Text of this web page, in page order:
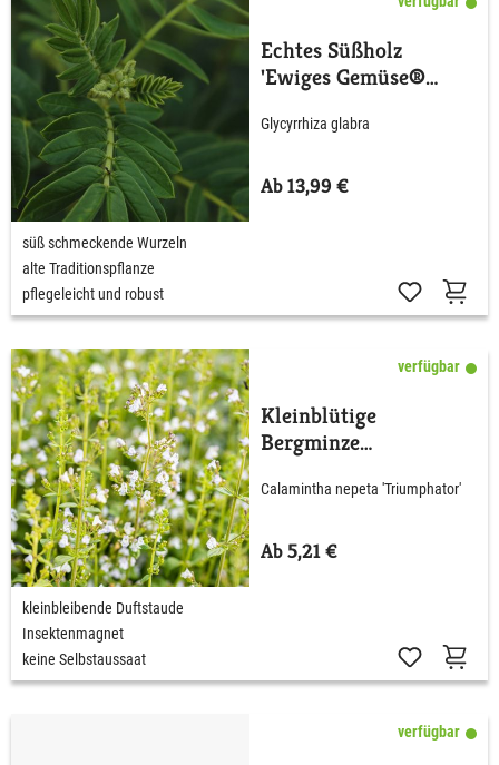
Echtes Süßholz
'Ewiges Gemüse®
Glycyrrhiza glabra
Ab 13,99 €
süß schmeckende Wurzeln
alte Traditionspflanze
pflegeleicht und robust
verfügbar
Kleinblütige
Bergminze
Calamintha nepeta 'Triumphator'
Ab 5,21 €
kleinbleibende Duftstaude
Insektenmagnet
keine Selbstaussaat
verfügbar